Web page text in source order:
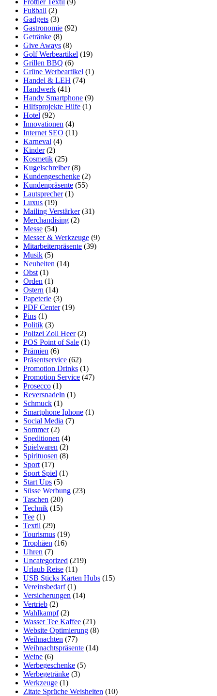
Fußball (2)
Gadgets (3)
Gastronomie (92)
Getränke (8)
Give Aways (8)
Golf Werbeartikel (19)
Grillen BBQ (6)
Grüne Werbeartikel (1)
Handel & LEH (74)
Handwerk (41)
Handy Smartphone (9)
Hilfsprojekte Hilfe (1)
Hotel (92)
Innovationen (4)
Internet SEO (11)
Karneval (4)
Kinder(2)
Kosmetik (25)
Kugelschreiber(8)
Kundengeschenke (2)
Kundenpräsente (55)
Lautsprecher(1)
Luxus (19)
Mailing Verstärker(31)
Merchandising (2)
Messe (54)
Messer & Werkzeuge (9)
Mitarbeiterpräsente (39)
Musik (5)
Neuheiten (14)
Obst (1)
Orden (1)
Ostern (14)
Papeterie (3)
PDF Center(19)
Pins (1)
Politik (3)
Polizei Zoll Heer(2)
POS Point of Sale (1)
Prämien (6)
Präsentservice (62)
Promotion Drinks (1)
Promotion Service (47)
Prosecco (1)
Reversnadeln (1)
Schmuck (1)
Smartphone Iphone (1)
Social Media (7)
Sommer(2)
Speditionen (4)
Spielwaren (2)
Spirituosen (8)
Sport (17)
Sport Spiel (1)
Start Ups (5)
Süsse Werbung (23)
Taschen (20)
Technik (15)
Tee (1)
Textil (29)
Tourismus (19)
Trophäen (16)
Uhren (7)
Uncategorized (219)
Urlaub Reise (11)
USB Sticks Karten Hubs (15)
Vereinsbedarf(1)
Versicherungen (14)
Vertrieb (2)
Wahlkampf(2)
Wasser Tee Kaffee (21)
Website Optimierung (8)
Weihnachten (77)
Weihnachtspräsente (14)
Weine (6)
Werbegeschenke (5)
Werbegetränke (3)
Werkzeuge (1)
Zitate Sprüche Weisheiten (10)